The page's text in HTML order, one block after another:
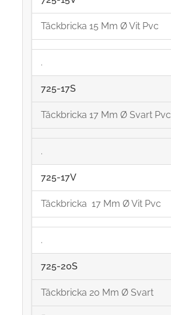
Täckbricka 15 Mm Ø Vit Pvc
.
725-17S
Täckbricka 17 Mm Ø Svart Pvc
.
725-17V
Täckbricka 17 Mm Ø Vit Pvc
.
725-20S
Täckbricka 20 Mm Ø Svart